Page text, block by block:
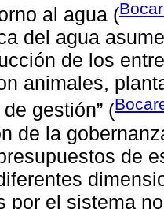
al agua (
del agua
de los
animales,
gestión” (
de la
de
por el sistema